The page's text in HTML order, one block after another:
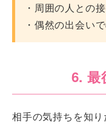
・周囲の人との
・偶然の出会い
6. 最
相手の気持ちを知り